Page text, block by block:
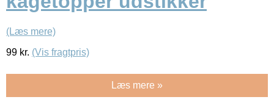
(Læs mere)
99 kr. (Vis fragtpris)
Læs mere »